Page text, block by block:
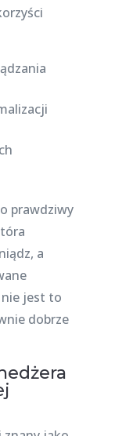
prawdziwy
a
nie jest to
dobrze